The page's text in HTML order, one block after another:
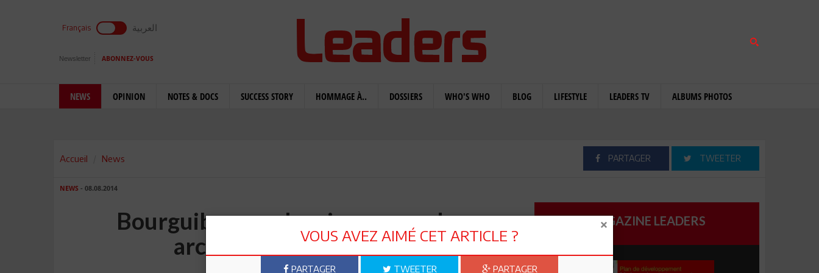
Français العربية
Newsletter ABONNEZ-VOUS
NEWS OPINION NOTES & DOCS SUCCESS STORY HOMMAGE À.. DOSSIERS WHO'S WHO BLOG LIFESTYLE LEADERS TV ALBUMS PHOTOS
Accueil News PARTAGER TWEETER
NEWS - 08.08.2014
Bourguiba, sous le microscope des
archéologues du savoir
MAGAZINE LEADERS
VOUS AVEZ AIMÉ CET ARTICLE ?
PARTAGER TWEETER PARTAGER